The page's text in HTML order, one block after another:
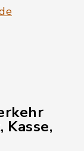
Kasse,